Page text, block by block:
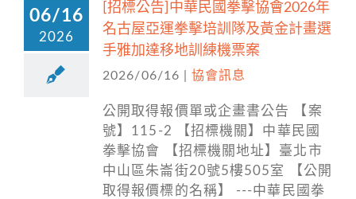
06/16
2026
[招標公告]中華民國拳擊協會2026年
名古屋亞運拳擊培訓隊及黃金計畫選
手雅加達移地訓練機票案
2026/06/16 協會訊息
公開取得報價單或企畫書公告 【案
號】115-2 【招標機關】中華民國
拳擊協會 【招標機關地址】臺北市
中山區朱崙街20號5樓505室 【公開
取得報價標的名稱】 ---中華民國拳